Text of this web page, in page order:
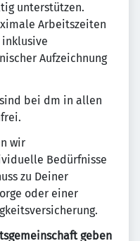
unterstützen.
Arbeitszeiten
inklusive
Aufzeichnung
sind bei dm in allen
wir
Bedürfnisse
zu Deiner
oder einer
geben